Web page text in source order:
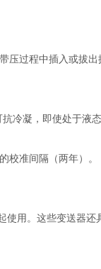
压过程中插入或拔出
冷凝，即使处于液
校准间隔（两年）。
用。这些变送器